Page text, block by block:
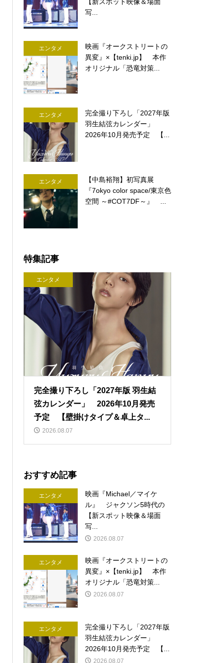
【新スポット映像＆場面
写...
エンタメ
映画『オークストリートの
異変』×【tenki.jp】 本作
オリジナル「恐竜対策...
エンタメ
完全撮り下ろし「2027年版
羽生結弦カレンダー」
2026年10月発売予定 【...
エンタメ
【中島裕翔】初写真展
『7okyo color space/東京色
空間 ～#COT7DF～』 ...
特集記事
エンタメ
完全撮り下ろし「2027年版 羽生結
弦カレンダー」 2026年10月発売
予定 【壁掛けタイプ＆卓上タ...
2026.08.07
おすすめ記事
エンタメ
映画『Michael／マイケ
ル』 ジャクソン5時代の
【新スポット映像＆場面
写...
2026.08.07
エンタメ
映画『オークストリートの
異変』×【tenki.jp】 本作
オリジナル「恐竜対策...
2026.08.07
エンタメ
完全撮り下ろし「2027年版
羽生結弦カレンダー」
2026年10月発売予定 【...
2026.08.07